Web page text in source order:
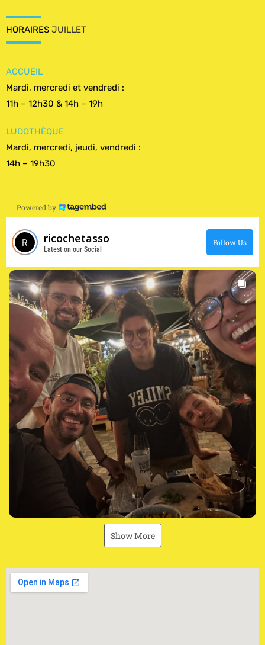
HORAIRES JUILLET
ACCUEIL
Mardi, mercredi et vendredi :
11h – 12h30 & 14h – 19h
LUDOTHÈQUE
Mardi, mercredi, jeudi, vendredi :
14h – 19h30
Powered by
ricochetasso
Latest on our Social
Follow Us
Show More